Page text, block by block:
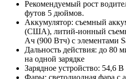
Рекомендуемый рост
футов 5 дюймов.
Аккумулятор: съемный
(США), литий-ионный
Ач (900 Втч) с элементами
Дальность действия: до
на одной зарядке
Зарядное устройство: 54,6
Фары: светодиодная фара с